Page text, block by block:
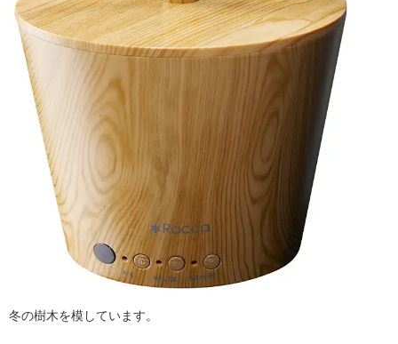
冬の樹木を模しています。